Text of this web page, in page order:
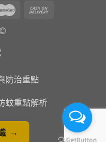
防治重點
蚊重點解析
→